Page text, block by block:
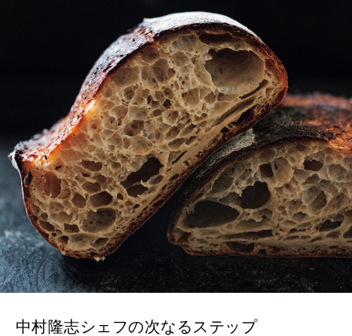
[12星座別] Monthly Love Holoscope
女神まり愛のタロットメッセージ
算命学がわかる今月のあなた
HEALTH
自分にやさしく
LEARN
知る、考える
MAMA
ママもいろいろ
SUSTAINABLE
わたしができること
CULTURE
中村隆志シェフの次なるステップ